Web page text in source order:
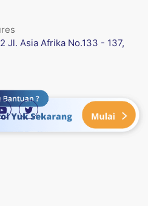
Jl. Asia Afrika No.133 - 137,